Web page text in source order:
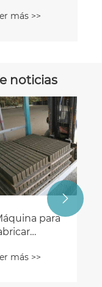
más >>
noticias
para
más >>
